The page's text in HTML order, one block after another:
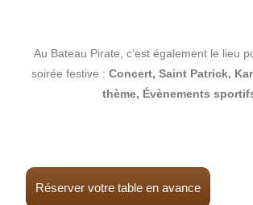
Au Bateau Pirate, c’est également le lieu
soirée festive : Concert, Saint Patrick,
thème, Évènements
Réserver votre table en avance